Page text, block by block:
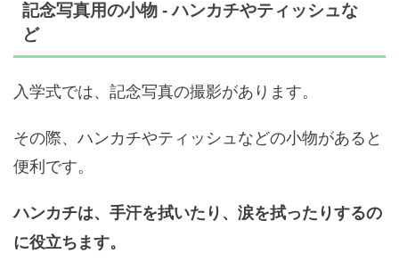
記念写真用の小物 - ハンカチやティッシュな
ど
入学式では、記念写真の撮影があります。
その際、ハンカチやティッシュなどの小物があると
便利です。
ハンカチは、手汗を拭いたり、涙を拭ったりするの
に役立ちます。